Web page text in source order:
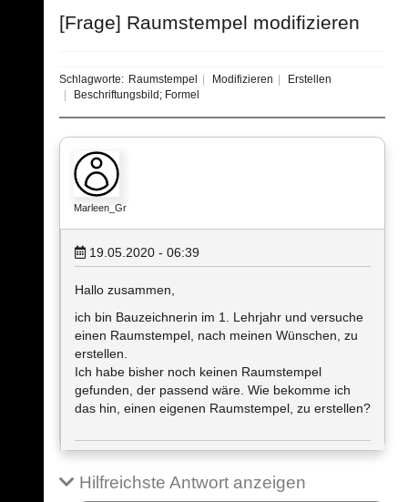
[Frage] Raumstempel modifizieren
Schlagworte: Raumstempel Modifizieren
Erstellen
Beschriftungsbild; Formel
Marleen_Gr
19.05.2020 - 06:39
Hallo zusammen,
ich bin Bauzeichnerin im 1. Lehrjahr und versuche
einen Raumstempel, nach meinen Wünschen, zu
erstellen.
Ich habe bisher noch keinen Raumstempel
gefunden, der passend wäre. Wie bekomme ich
das hin, einen eigenen Raumstempel, zu erstellen?
Hilfreichste Antwort anzeigen